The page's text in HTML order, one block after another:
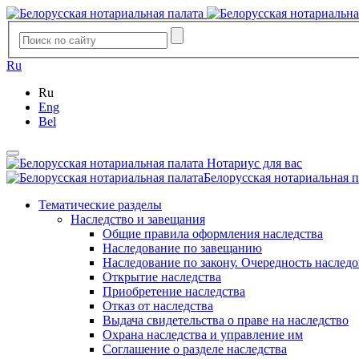
Ru
Ru
Eng
Bel
Нотариус для вас
Белорусская нотариальная
Тематические разделы
Наследство и завещания
Общие правила оформления наследства
Наследование по завещанию
Наследование по закону. Очередность
Открытие наследства
Приобретение наследства
Отказ от наследства
Выдача свидетельства о праве на наследство
Охрана наследства и управление им
Соглашение о разделе наследства